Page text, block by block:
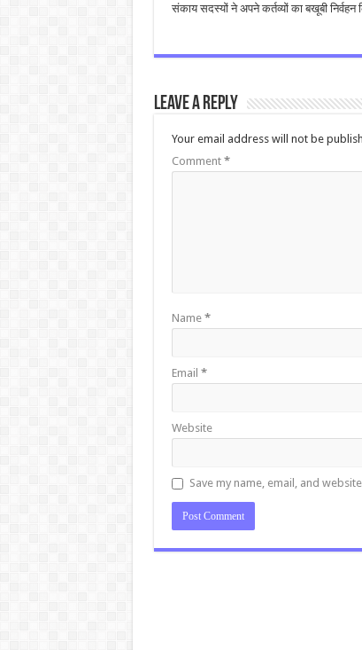
संकाय सदस्यों ने अपने कर्तव्यों का बखूबी निर्वहन
Leave a Reply
Your email address will not be
Comment *
Name *
Email *
Website
Save my name, email, and